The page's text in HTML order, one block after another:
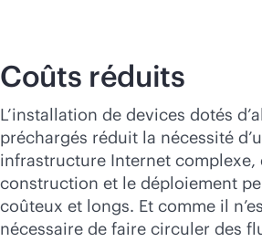
Coûts réduits
L’installation de devices dotés
préchargés réduit la nécessité
infrastructure Internet complexe,
construction et le déploiement
coûteux et longs. Et comme il
nécessaire de faire circuler des